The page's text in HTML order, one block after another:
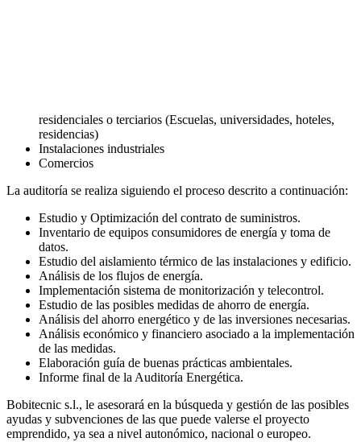
residenciales o terciarios (Escuelas, universidades, hoteles,
residencias)
Instalaciones industriales
Comercios
La auditoría se realiza siguiendo el proceso descrito a continuación:
Estudio y Optimización del contrato de suministros.
Inventario de equipos consumidores de energía y toma de
datos.
Estudio del aislamiento térmico de las instalaciones y edificio.
Análisis de los flujos de energía.
Implementación sistema de monitorización y telecontrol.
Estudio de las posibles medidas de ahorro de energía.
Análisis del ahorro energético y de las inversiones necesarias.
Análisis económico y financiero asociado a la implementación
de las medidas.
Elaboración guía de buenas prácticas ambientales.
Informe final de la Auditoría Energética.
Bobitecnic s.l., le asesorará en la búsqueda y gestión de las posibles
ayudas y subvenciones de las que puede valerse el proyecto
emprendido, ya sea a nivel autonómico, nacional o europeo.